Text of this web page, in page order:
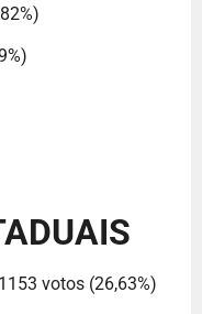
votos (26,63%)